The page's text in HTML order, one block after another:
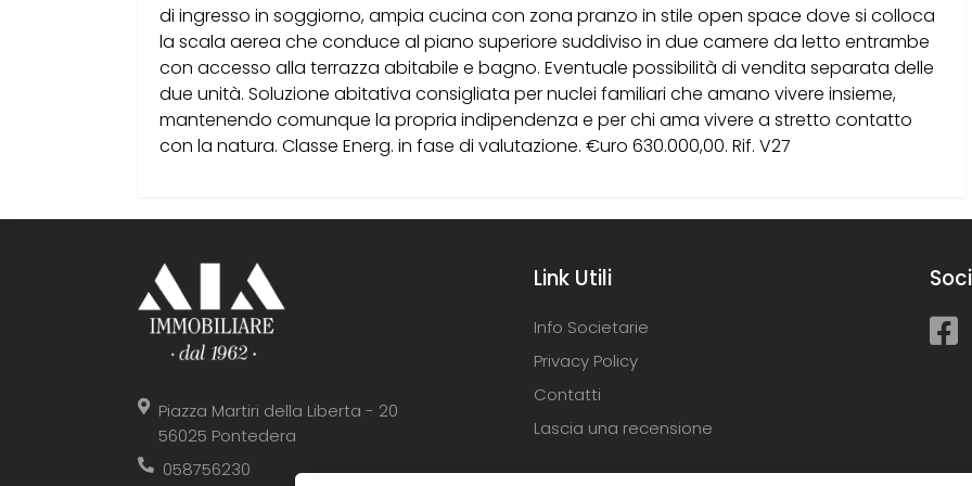
di ingresso in soggiorno, ampia cucina con zona pranzo in stile open space dove si colloca
la scala aerea che conduce al piano superiore suddiviso in due camere da letto entrambe
con accesso alla terrazza abitabile e bagno. Eventuale possibilità di vendita separata delle
due unità. Soluzione abitativa consigliata per nuclei familiari che amano vivere insieme,
mantenendo comunque la propria indipendenza e per chi ama vivere a stretto contatto
con la natura. Classe Energ. in fase di valutazione. €uro 630.000,00. Rif. V27
Piazza Martiri della Liberta - 20
56025 Pontedera
058756230
Link Utili
Info Societarie
Privacy Policy
Contatti
Lascia una recensione